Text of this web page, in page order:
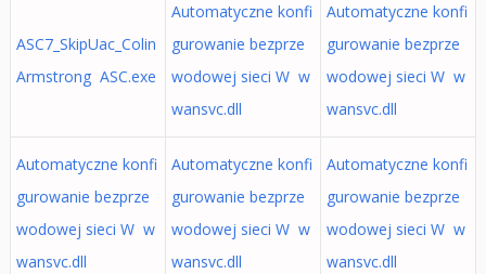
ASC7_SkipUac_Colin
Armstrong ASC.exe
Automatyczne konfi
gurowanie bezprze
wodowej sieci W w
wansvc.dll
Automatyczne konfi
gurowanie bezprze
wodowej sieci W w
wansvc.dll
Automatyczne konfi
gurowanie bezprze
wodowej sieci W w
wansvc.dll
Automatyczne konfi
gurowanie bezprze
wodowej sieci W w
wansvc.dll
Automatyczne konfi
gurowanie bezprze
wodowej sieci W w
wansvc.dll